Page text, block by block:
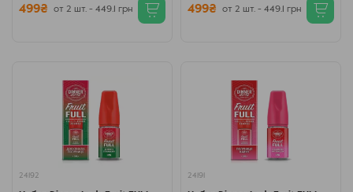
499₴ от 2 шт. - 449.1 грн 499₴ от 2 шт. - 449.1 грн
24192 24191